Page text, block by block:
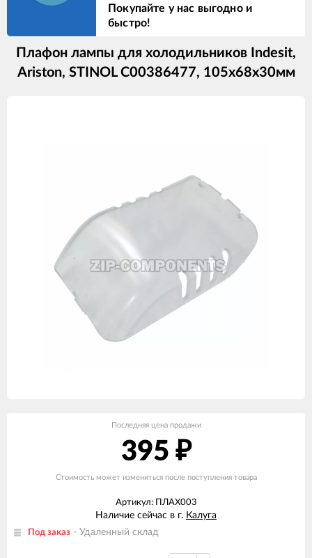
Покупайте у нас выгодно и
быстро!
Плафон лампы для холодильников Indesit,
Ariston, STINOL C00386477, 105х68х30мм
Последняя цена продажи
395 ₽
Стоимость может измениться после поступления товара
Артикул: ПЛАХ003
Наличие сейчас в г. Калуга
Под заказ - Удаленный склад